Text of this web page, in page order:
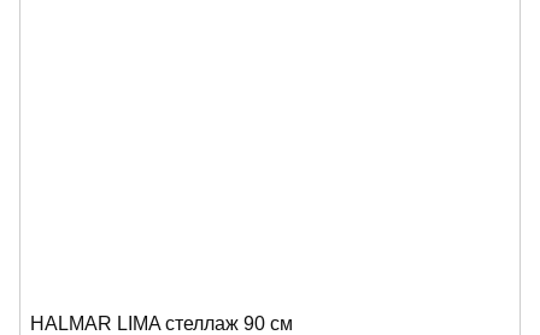
HALMAR LIMA стеллаж 90 см